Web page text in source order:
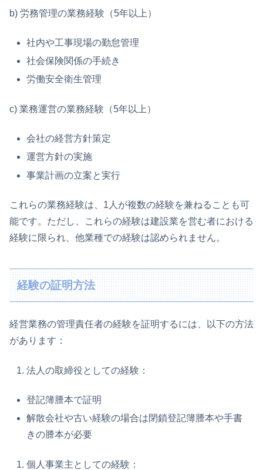
b) 労務管理の業務経験（5年以上）
社内や工事現場の勤怠管理
社会保険関係の手続き
労働安全衛生管理
c) 業務運営の業務経験（5年以上）
会社の経営方針策定
運営方針の実施
事業計画の立案と実行
これらの業務経験は、1人が複数の経験を兼ねることも可
能です。ただし、これらの経験は建設業を営む者における
経験に限られ、他業種での経験は認められません。
経験の証明方法
経営業務の管理責任者の経験を証明するには、以下の方法
があります：
法人の取締役としての経験：
登記簿謄本で証明
解散会社や古い経験の場合は閉鎖登記簿謄本や手書
きの謄本が必要
個人事業主としての経験：